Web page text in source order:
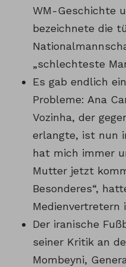
WM-Geschichte
bezeichnete die
„schlechteste
Es gab endlich
Probleme: Ana
Vozinha, der
erlangte, ist nun
hat mich immer
Mutter jetzt
Besonderes“,
Medienvertretern
Der iranische
seiner Kritik an
Mombeyni,